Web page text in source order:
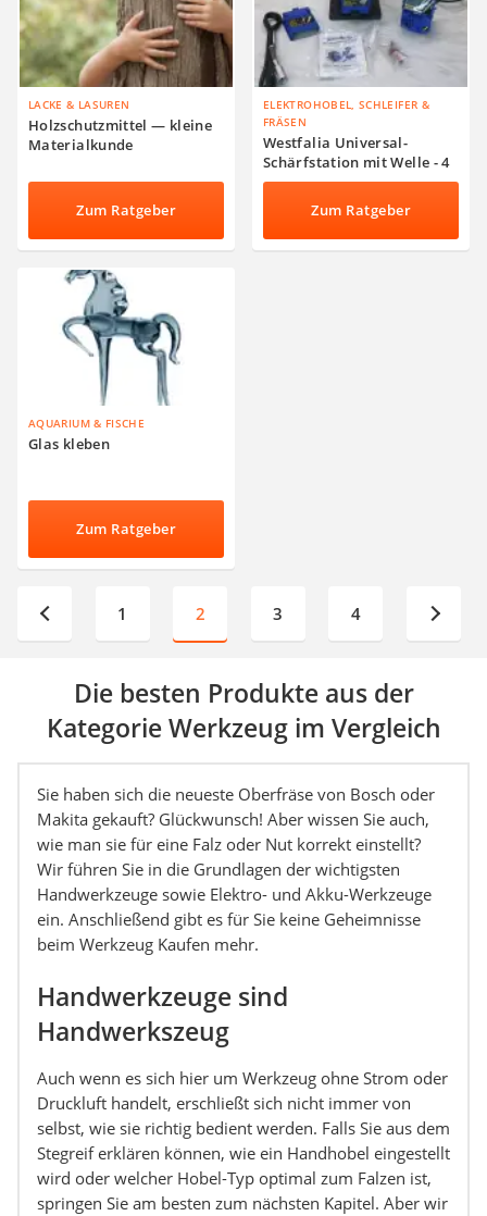
LACKE & LASUREN
Holzschutzmittel — kleine
Materialkunde
Zum Ratgeber
ELEKTROHOBEL, SCHLEIFER &
FRÄSEN
Westfalia Universal-
Schärfstation mit Welle - 4
praktische
Anwendungsmöglichkeiten
im Test
Zum Ratgeber
AQUARIUM & FISCHE
Glas kleben
Zum Ratgeber
1 2 3 4
Die besten Produkte aus der
Kategorie Werkzeug im Vergleich
Sie haben sich die neueste Oberfräse von Bosch oder
Makita gekauft? Glückwunsch! Aber wissen Sie auch,
wie man sie für eine Falz oder Nut korrekt einstellt?
Wir führen Sie in die Grundlagen der wichtigsten
Handwerkzeuge sowie Elektro- und Akku-Werkzeuge
ein. Anschließend gibt es für Sie keine Geheimnisse
beim Werkzeug Kaufen mehr.
Handwerkzeuge sind
Handwerkszeug
Auch wenn es sich hier um Werkzeug ohne Strom oder
Druckluft handelt, erschließt sich nicht immer von
selbst, wie sie richtig bedient werden. Falls Sie aus dem
Stegreif erklären können, wie ein Handhobel eingestellt
wird oder welcher Hobel-Typ optimal zum Falzen ist,
springen Sie am besten zum nächsten Kapitel. Aber wir